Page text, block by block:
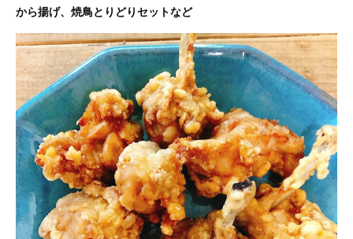
から揚げ、焼鳥とりどりセットなど